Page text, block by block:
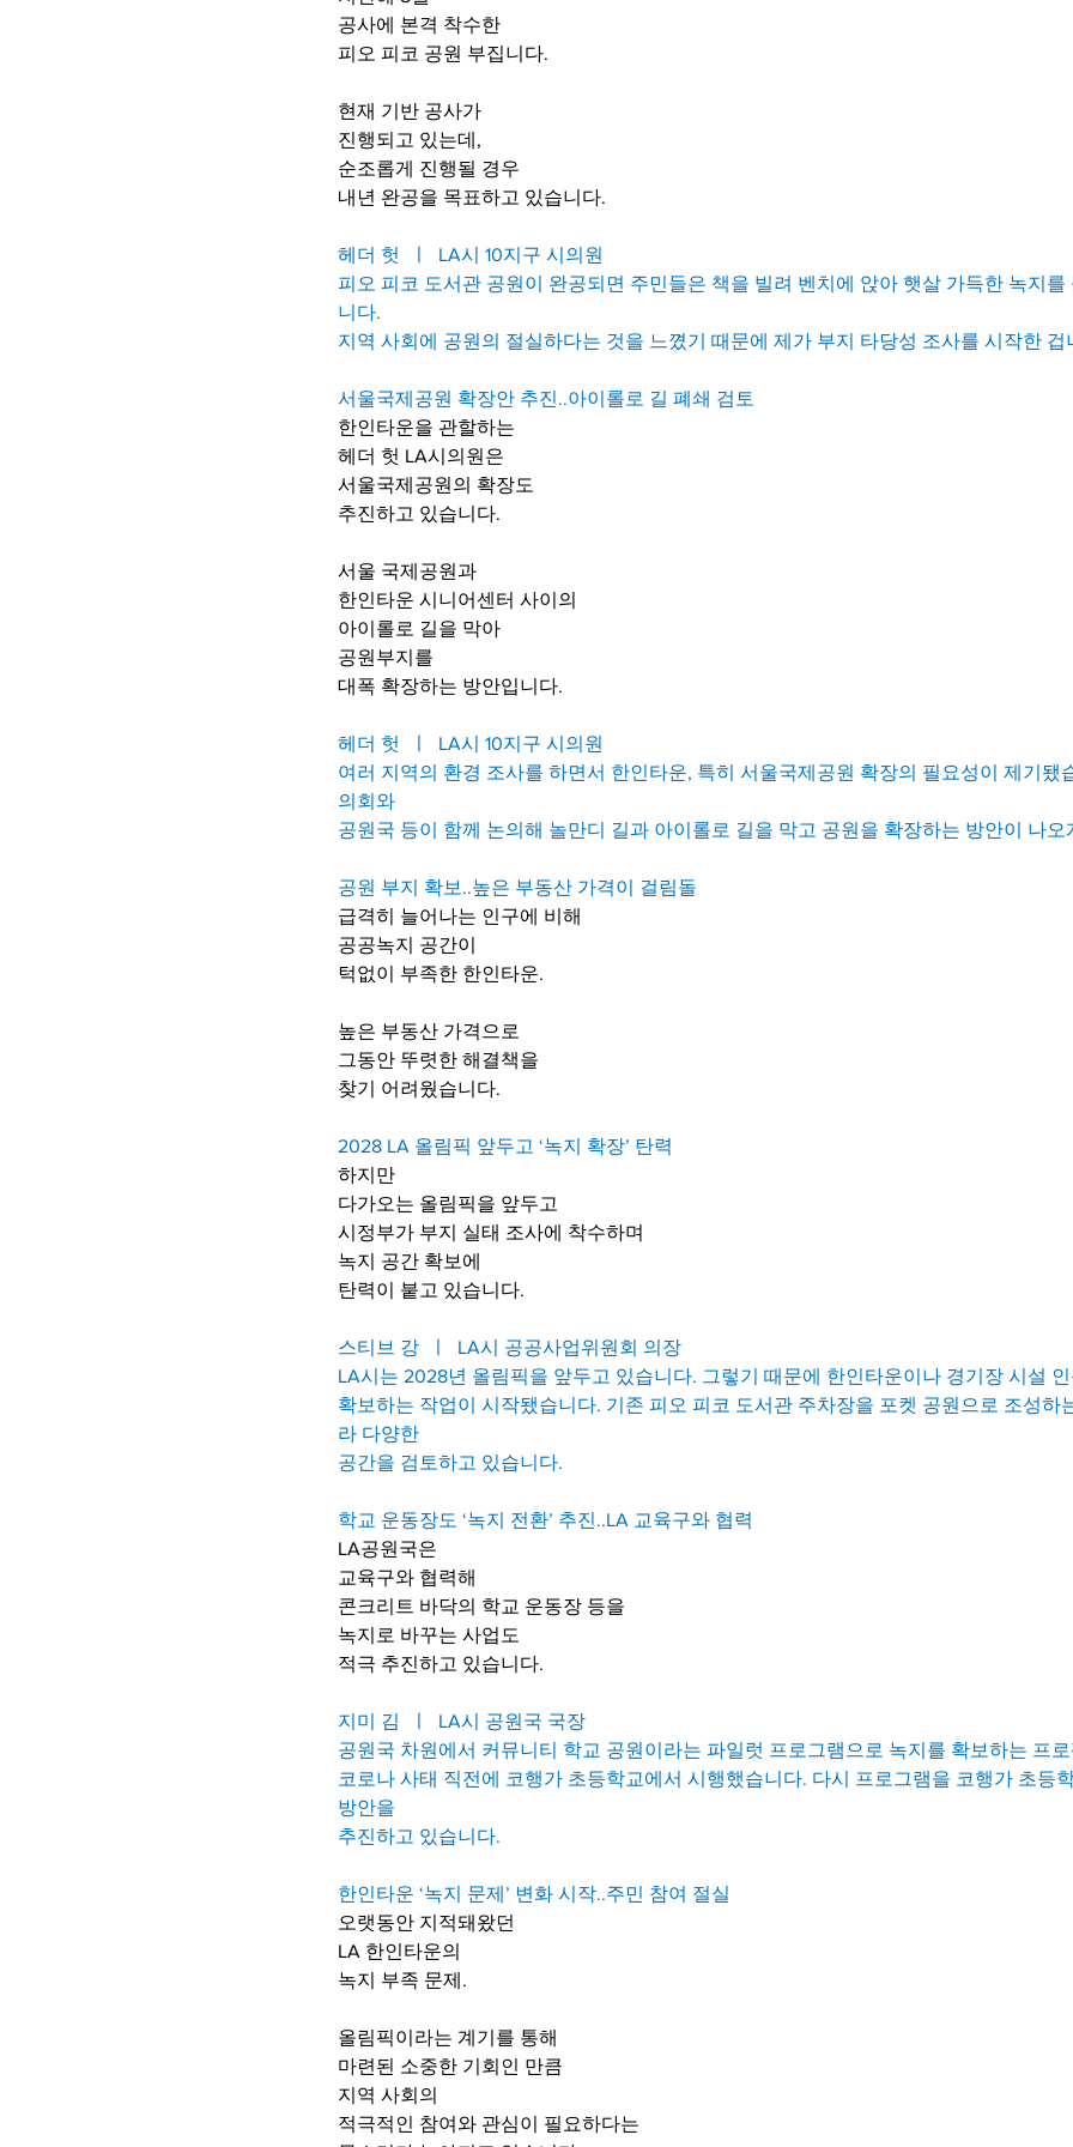
공사에 본격 착수한
피오 피코 공원 부집니다.
현재 기반 공사가
진행되고 있는데,
순조롭게 진행될 경우
내년 완공을 목표하고 있습니다.
헤더 헛  ㅣ  LA시 10지구 시의원
피오 피코 도서관 공원이 완공되면 주민들은 책을 빌려 벤치에 앉아 햇살 가득한 녹지를
니다.
지역 사회에 공원의 절실하다는 것을 느꼈기 때문에 제가 부지 타당성 조사를 시작한 겁
서울국제공원 확장안 추진..아이롤로 길 폐쇄 검토
한인타운을 관할하는
헤더 헛 LA시의원은
서울국제공원의 확장도
추진하고 있습니다.
서울 국제공원과
한인타운 시니어센터 사이의
아이롤로 길을 막아
공원부지를
대폭 확장하는 방안입니다.
헤더 헛  ㅣ  LA시 10지구 시의원
여러 지역의 환경 조사를 하면서 한인타운, 특히 서울국제공원 확장의 필요성이 제기됐
의회와
공원국 등이 함께 논의해 놀만디 길과 아이롤로 길을 막고 공원을 확장하는 방안이 나오
공원 부지 확보..높은 부동산 가격이 걸림돌
급격히 늘어나는 인구에 비해
공공녹지 공간이
턱없이 부족한 한인타운.
높은 부동산 가격으로
그동안 뚜렷한 해결책을
찾기 어려웠습니다.
2028 LA 올림픽 앞두고 ‘녹지 확장’ 탄력
하지만
다가오는 올림픽을 앞두고
시정부가 부지 실태 조사에 착수하며
녹지 공간 확보에
탄력이 붙고 있습니다.
스티브 강  ㅣ  LA시 공공사업위원회 의장
LA시는 2028년 올림픽을 앞두고 있습니다. 그렇기 때문에 한인타운이나 경기장 시설
확보하는 작업이 시작됐습니다. 기존 피오 피코 도서관 주차장을 포켓 공원으로 조성하
라 다양한
공간을 검토하고 있습니다.
학교 운동장도 ‘녹지 전환’ 추진..LA 교육구와 협력
LA공원국은
교육구와 협력해
콘크리트 바닥의 학교 운동장 등을
녹지로 바꾸는 사업도
적극 추진하고 있습니다.
지미 김  ㅣ  LA시 공원국 국장
공원국 차원에서 커뮤니티 학교 공원이라는 파일럿 프로그램으로 녹지를 확보하는 프
코로나 사태 직전에 코행가 초등학교에서 시행했습니다. 다시 프로그램을 코행가 초등
방안을
추진하고 있습니다.
한인타운 ‘녹지 문제’ 변화 시작..주민 참여 절실
오랫동안 지적돼왔던
LA 한인타운의
녹지 부족 문제.
올림픽이라는 계기를 통해
마련된 소중한 기회인 만큼
지역 사회의
적극적인 참여와 관심이 필요하다는